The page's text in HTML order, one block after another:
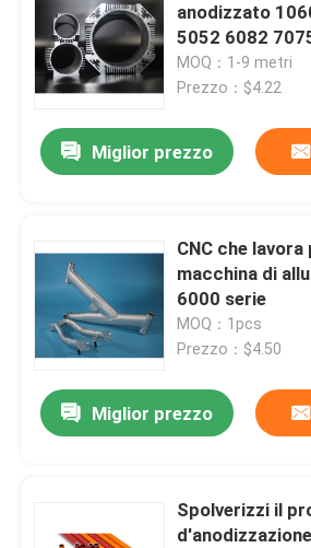
anodizzato
5052 6082
MOQ：1-9 metri
Prezzo：$4.22
Miglior prezzo
CNC che
macchina di
6000 serie
MOQ：1pcs
Prezzo：$4.50
Miglior prezzo
Spolverizzi il